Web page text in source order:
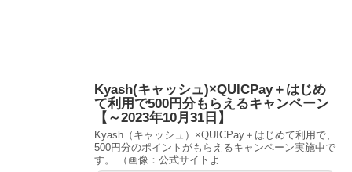
Kyash(キャッシュ)×QUICPay＋はじめ
て利用で500円分もらえるキャンペーン
【～2023年10月31日】
Kyash（キャッシュ）×QUICPay＋はじめて利用で、
500円分のポイントがもらえるキャンペーン実施中で
す。 （画像：公式サイトよ...